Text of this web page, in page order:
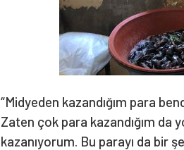
“Midyeden kazandığım para
Zaten çok para kazandığım da
kazanıyorum. Bu parayı da bir